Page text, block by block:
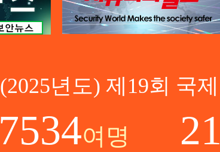
(2025년도) 제19회 국
7534여명